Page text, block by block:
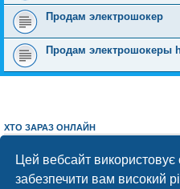
Цей вебсайт
забезпечити вам високий
Продам электрошокер
Продам электрошокеры
ХТО ЗАРАЗ ОНЛАЙН
Херсонський форум